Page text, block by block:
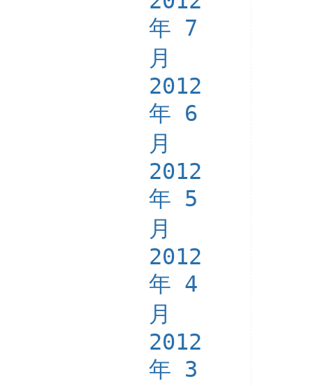
年 7
月
2012
年 6
月
2012
年 5
月
2012
年 4
月
2012
年 3